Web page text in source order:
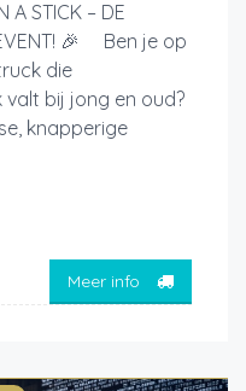
A STICK – DE
🎉 Ben je op
die
bij jong en oud?
knapperige
Meer info